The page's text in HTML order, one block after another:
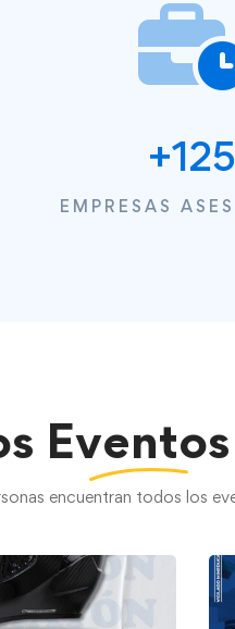
+125
EMPRESAS
Eventos
encuentran todos los